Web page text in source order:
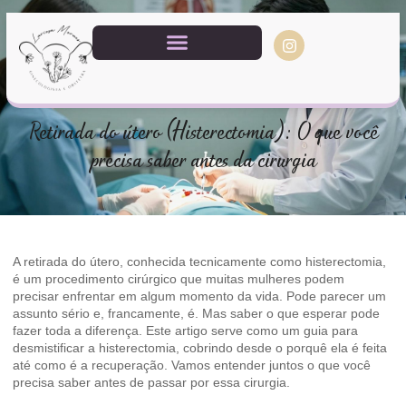
Retirada do útero (Histerectomia): O que você
precisa saber antes da cirurgia
A retirada do útero, conhecida tecnicamente como histerectomia,
é um procedimento cirúrgico que muitas mulheres podem
precisar enfrentar em algum momento da vida. Pode parecer um
assunto sério e, francamente, é. Mas saber o que esperar pode
fazer toda a diferença. Este artigo serve como um guia para
desmistificar a histerectomia, cobrindo desde o porquê ela é feita
até como é a recuperação. Vamos entender juntos o que você
precisa saber antes de passar por essa cirurgia.